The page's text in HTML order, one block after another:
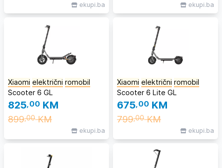
ekupi.ba ekupi.ba
Xiaomi električni romobil
Scooter 6 GL
825,00 KM
899,00KM
ekupi.ba
Xiaomi električni romobil
Scooter 6 Lite GL
675,00 KM
799,00KM
ekupi.ba